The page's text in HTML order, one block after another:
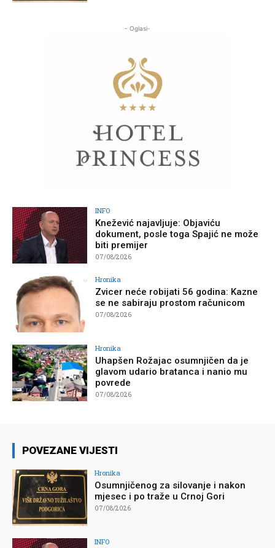
- Oglasi-
INFO
Knežević najavljuje: Objaviću
dokument, posle toga Spajić ne može
biti premijer
07/08/2026
Hronika
Zvicer neće robijati 56 godina: Kazne
se ne sabiraju prostom računicom
07/08/2026
Hronika
Uhapšen Rožajac osumnjičen da je
glavom udario bratanca i nanio mu
povrede
07/08/2026
POVEZANE VIJESTI
Hronika
Osumnjičenog za silovanje i nakon
mjesec i po traže u Crnoj Gori
07/08/2026
INFO